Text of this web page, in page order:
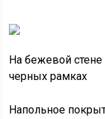
На бежевой стене
черных рамках
Напольное